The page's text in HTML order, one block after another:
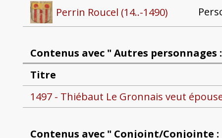
Perrin Roucel (14..-1490)
Contenus avec " Autres personnages
Titre
1497 - Thiébaut Le Gronnais veut
Contenus avec " Conjoint/Conjointe :